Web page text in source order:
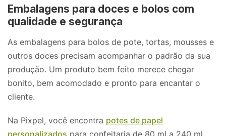
Embalagens para doces e bolos com
qualidade e segurança
As embalagens para bolos de pote, tortas, mousses e
outros doces precisam acompanhar o padrão da sua
produção. Um produto bem feito merece chegar
bonito, bem acomodado e pronto para encantar o
cliente.
Na Pixpel, você encontra potes de papel
personalizados para confeitaria de 80 ml a 240 ml,